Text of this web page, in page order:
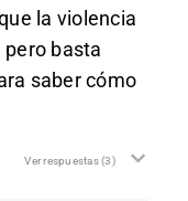
la violencia
basta
saber cómo
Ver respuestas(3)